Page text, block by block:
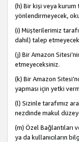
(h) Bir kişi veya
yönlendirmeyecek,
(i) Müşterilerimiz
dahil) talep
(j) Bir Amazon
etmeyeceksiniz.
(k) Bir Amazon
yapması için yetki
(l) Sizinle tarafımız
nezdinde makul
(m) Özel Bağlantıları
ya da kullanıcıların